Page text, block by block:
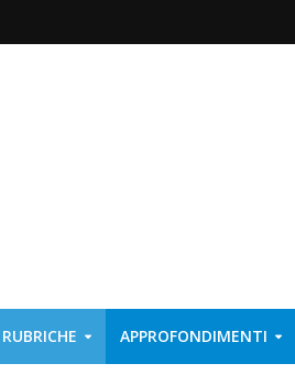
RUBRICHE APPROFONDIMENTI